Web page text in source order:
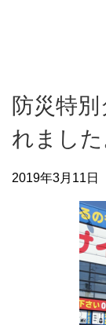
防災特
れました
2019年3月11日